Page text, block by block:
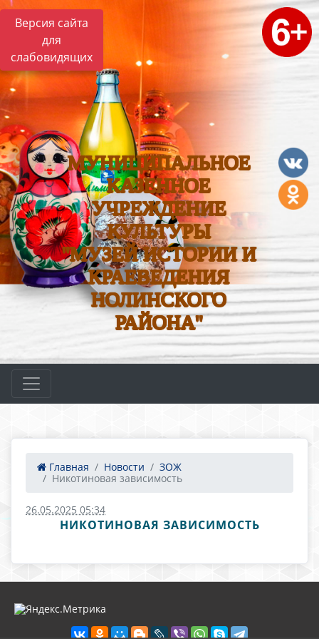
Версия сайта
для
слабовидящих
МУНИЦИПАЛЬНОЕ
КАЗЕННОЕ
УЧРЕЖДЕНИЕ
КУЛЬТУРЫ
"МУЗЕЙ ИСТОРИИ И
КРАЕВЕДЕНИЯ
НОЛИНСКОГО
РАЙОНА"
Главная Новости
ЗОЖ
Никотиновая зависимость
26.05.2025 05:34
НИКОТИНОВАЯ ЗАВИСИМОСТЬ